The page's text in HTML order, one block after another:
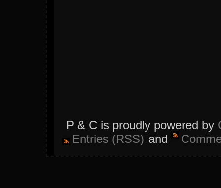
P & C is proudly powered by
Entries (RSS) and